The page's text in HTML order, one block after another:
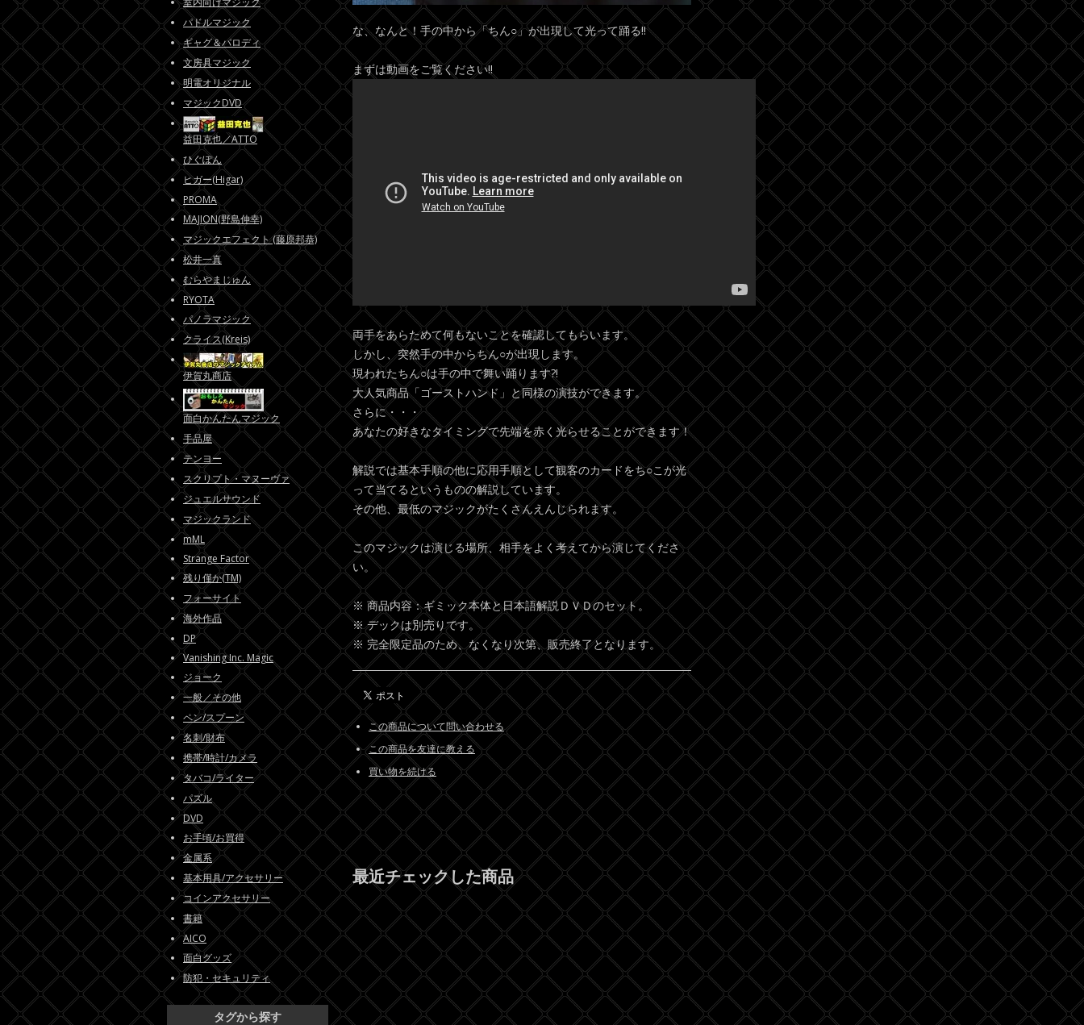
な、なんと！手の中から「ちん○」が出現して光って踊る!!
まずは動画をご覧ください!!
両手をあらためて何もないことを確認してもらいます。
しかし、突然手の中からちん○が出現します。
現われたちん○は手の中で舞い踊ります?!
大人気商品「ゴーストハンド」と同様の演技ができます。
さらに・・・
あなたの好きなタイミングで先端を赤く光らせることができます！
解説では基本手順の他に応用手順として観客のカードをち○こが光
って当てるというものの解説しています。
その他、最低のマジックがたくさんえんじられます。
このマジックは演じる場所、相手をよく考えてから演じてくださ
い。
※ 商品内容：ギミック本体と日本語解説ＤＶＤのセット。
※ デックは別売りです。
※ 完全限定品のため、なくなり次第、販売終了となります。
この商品について問い合わせる
この商品を友達に教える
買い物を続ける
最近チェックした商品
パドルマジック
ギャグ＆パロディ
文房具マジック
明電オリジナル
マジックDVD
益田克也／ATTO
ひぐぽん
ヒガー(Higar)
PROMA
MAJION(野島伸幸)
マジックエフェクト (藤原邦恭)
松井一真
むらやまじゅん
RYOTA
パノラマジック
クライス(Kreis)
伊賀丸商店
面白かんたんマジック
手品屋
テンヨー
スクリプト・マヌーヴァ
ジュエルサウンド
マジックランド
mML
Strange Factor
残り僅か(TM)
フォーサイト
海外作品
DP
Vanishing Inc. Magic
ジョーク
一般／その他
ペン/スプーン
名刺/財布
携帯/時計/カメラ
タバコ/ライター
パズル
DVD
お手頃/お買得
金属系
基本用具/アクセサリー
コインアクセサリー
書籍
AICO
面白グッズ
防犯・セキュリティ
タグから探す